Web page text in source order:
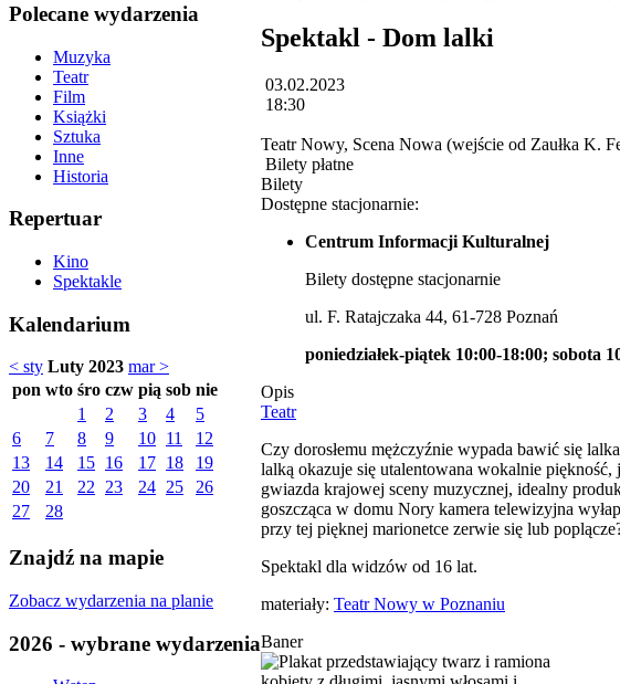
Polecane wydarzenia
Muzyka
Teatr
Film
Książki
Sztuka
Inne
Historia
Repertuar
Kino
Spektakle
Kalendarium
< sty Luty 2023 mar >
pon wto śro czw pią sob nie
1
2 3 4
5
6
7 8 9 10 11
12
13
14 15 16 17 18
19
20
21 22 23 24 25
26
27
28
Znajdź na mapie
Zobacz wydarzenia na planie
2026 - wybrane wydarzenia
Spektakl - Dom lalki
03.02.2023
18:30
Teatr Nowy, Scena Nowa (wejście od Zaułka K.
Bilety płatne
Bilety
Dostępne stacjonarnie:
Centrum Informacji Kulturalnej
Bilety dostępne stacjonarnie
ul. F. Ratajczaka 44, 61-728 Poznań
poniedziałek-piątek 10:00-18:00; sobota
Opis
Teatr
Czy dorosłemu mężczyźnie wypada bawić się
lalką okazuje się utalentowana wokalnie
gwiazda krajowej sceny muzycznej, idealny
goszcząca w domu Nory kamera telewizyjna
przy tej pięknej marionetce zerwie się lub
Spektakl dla widzów od 16 lat.
materiały: Teatr Nowy w Poznaniu
Baner